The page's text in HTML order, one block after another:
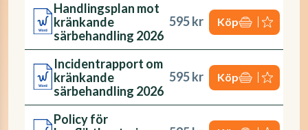
Handlingsplan mot
kränkande
särbehandling 2026
595 kr Köp
Incidentrapport om
kränkande
särbehandling 2026
595 kr Köp
Policy för